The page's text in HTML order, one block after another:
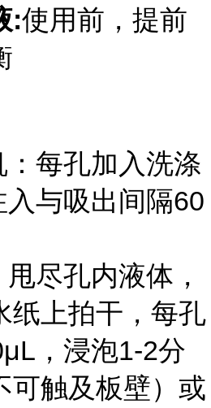
:使用前，提前
每孔加入洗涤
入与吸出间隔60
尽孔内液体，
纸上拍干，每孔
μL ，浸泡1-2分
可触及板壁）或